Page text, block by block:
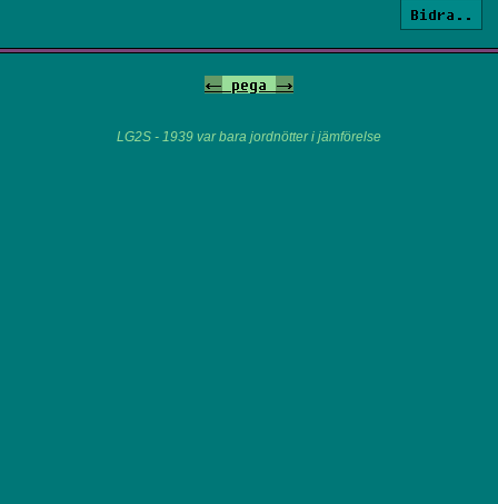
Bidra..
<- pega ->
LG2S - 1939 var bara jordnötter i jämförelse